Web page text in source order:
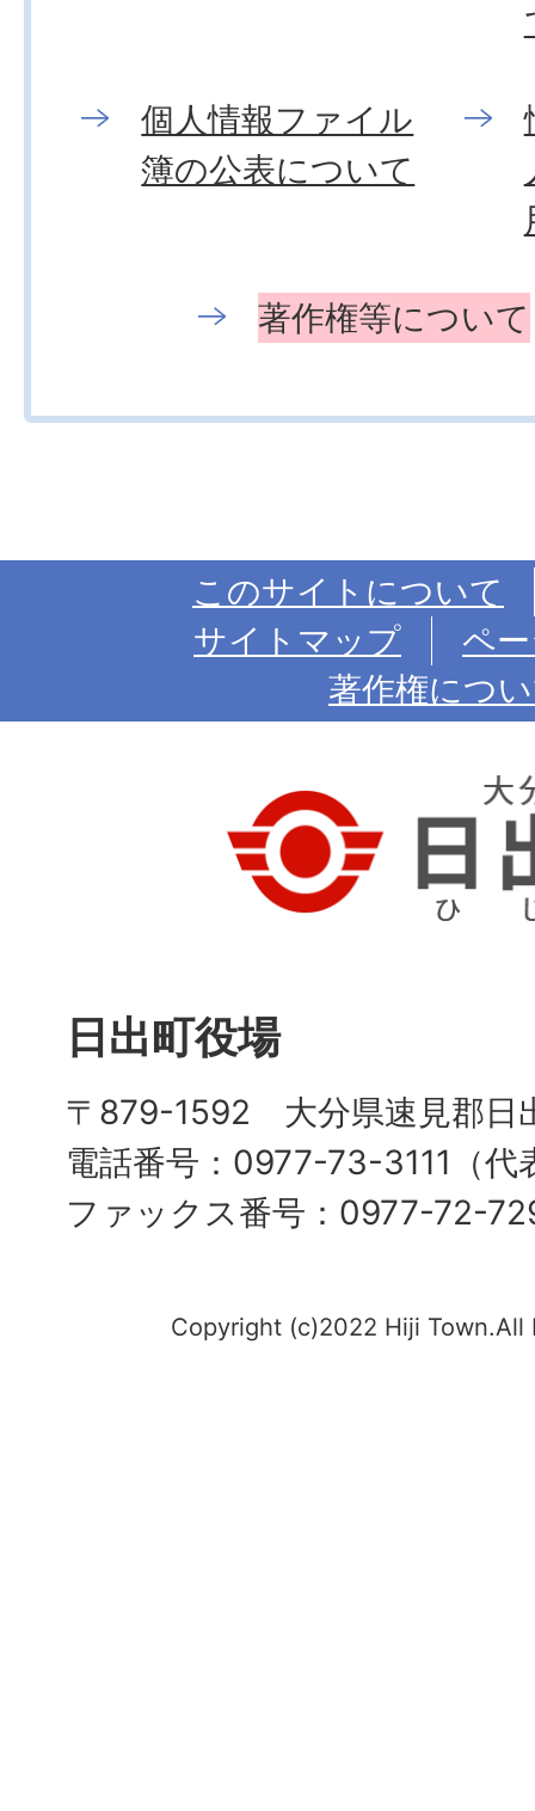
個人情報ファイル
簿の公表について
著作権等について
このサイトについて
サイトマップ
ペ
著作権につ
日出町役場
〒879-1592 大分県速見郡日
電話番号：0977-73-3111（代
ファックス番号：0977-72-
Copyright (c)2022 Hiji Town.All